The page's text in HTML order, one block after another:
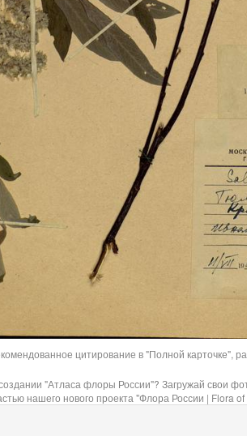
цитирование в "Полной карточке",
"Атласа флоры России"? Загружай свои
нашего нового проекта "Флора России | Flora